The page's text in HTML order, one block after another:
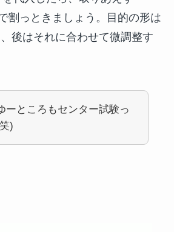
割っときましょう。目的の形は
後はそれに合わせて微調整す
ーところもセンター試験っ
)